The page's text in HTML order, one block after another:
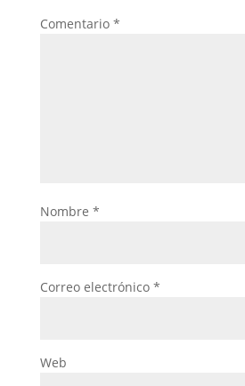
Comentario *
Nombre *
Correo electrónico *
Web